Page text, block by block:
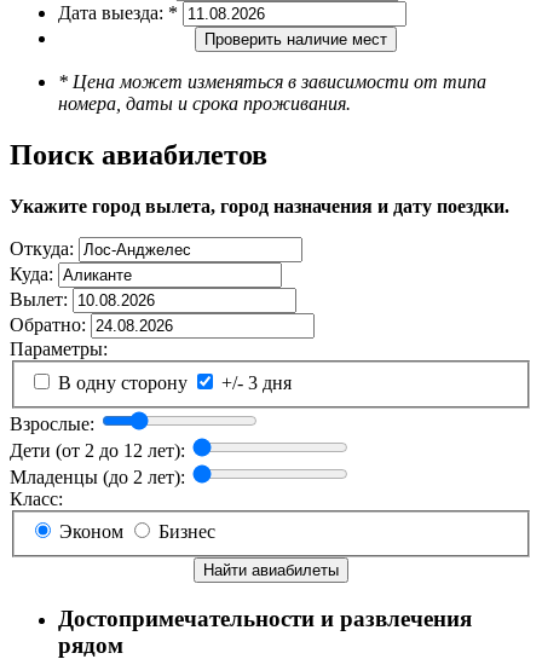
Дата выезда: *
Проверить наличие мест
* Цена может изменяться в зависимости от типа
номера, даты и срока проживания.
Поиск авиабилетов
Укажите город вылета, город назначения и дату поездки.
Откуда:
Куда:
Вылет:
Обратно:
Параметры:
В одну сторону
+/- 3 дня
Взрослые:
Дети (от 2 до 12 лет):
Младенцы (до 2 лет):
Класс:
Эконом
Бизнес
Найти авиабилеты
Достопримечательности и развлечения
рядом